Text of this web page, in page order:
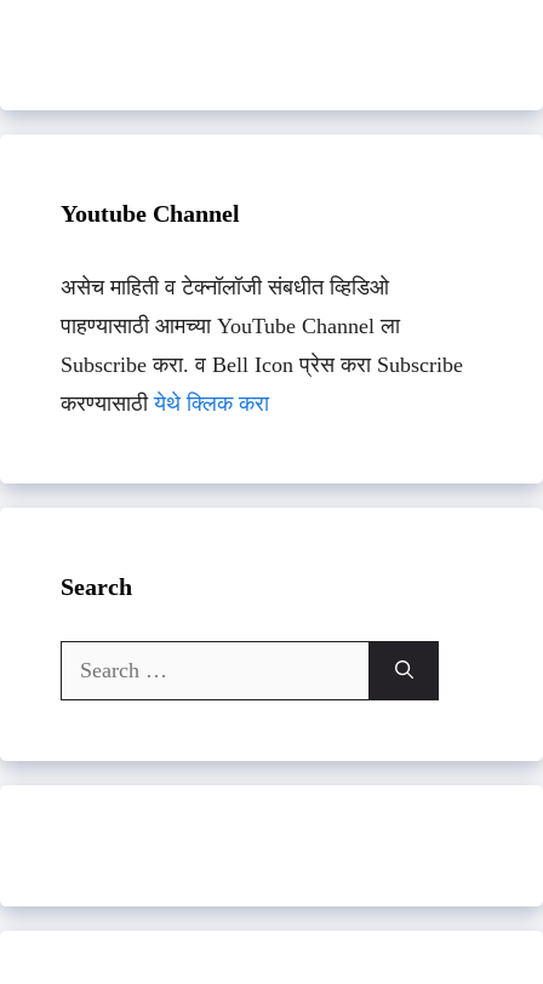
Youtube Channel
असेच माहिती व टेक्नॉलॉजी संबधीत व्हिडिओ
पाहण्यासाठी आमच्या YouTube Channel ला
Subscribe करा. व Bell Icon प्रेस करा Subscribe
करण्यासाठीयेथे क्लिक करा
Search
Search
for: